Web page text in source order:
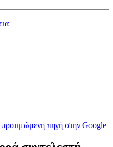
πηγή στην Google